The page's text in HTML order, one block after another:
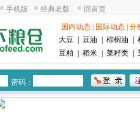
手机版 经典老版 回首页
国内动态 国际动态 分
大豆
豆油 棕榈油
豆粕
稻米 菜籽类
密码：